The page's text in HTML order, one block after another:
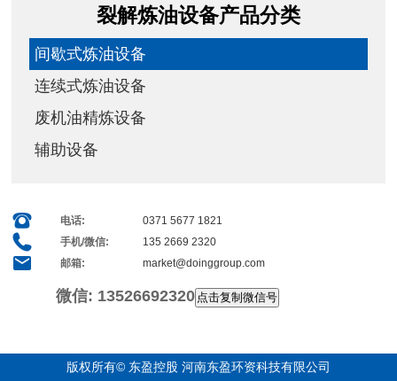
裂解炼油设备产品分类
间歇式炼油设备
连续式炼油设备
废机油精炼设备
辅助设备
电话:
0371 5677 1821
手机/微信:
135 2669 2320
邮箱:
market@doinggroup.com
微信: 13526692320点击复制微信号
版权所有© 东盈控股 河南东盈环资科技有限公司